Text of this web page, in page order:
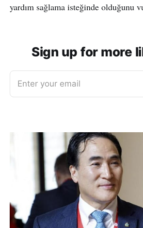
yardım sağlama isteğinde olduğunu
Sign up for more
Enter your email